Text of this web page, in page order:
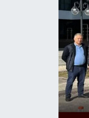
HABERDE
KÜLTÜR
MAGAZİN